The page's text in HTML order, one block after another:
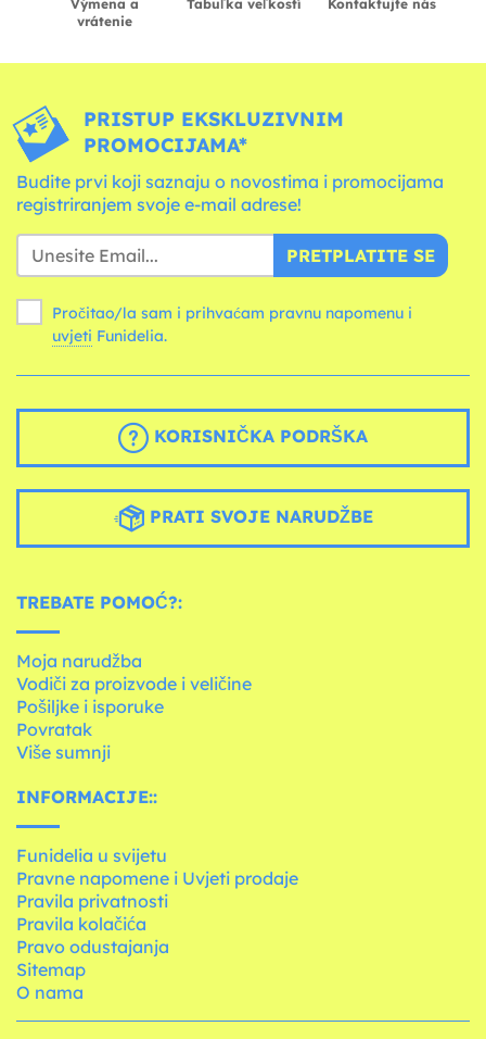
Výmena a
vrátenie
Tabuľka veľkostí Kontaktujte nás
PRISTUP EKSKLUZIVNIM
PROMOCIJAMA*
Budite prvi koji saznaju o novostima i promocijama
registriranjem svoje e-mail adrese!
PRETPLATITE SE
Pročitao/la sam i prihvaćam pravnu napomenu i
uvjeti Funidelia.
KORISNIČKA PODRŠKA
PRATI SVOJE NARUDŽBE
TREBATE POMOĆ?:
Moja narudžba
Vodiči za proizvode i veličine
Pošiljke i isporuke
Povratak
Više sumnji
INFORMACIJE::
Funidelia u svijetu
Pravne napomene i Uvjeti prodaje
Pravila privatnosti
Pravila kolačića
Pravo odustajanja
Sitemap
O nama